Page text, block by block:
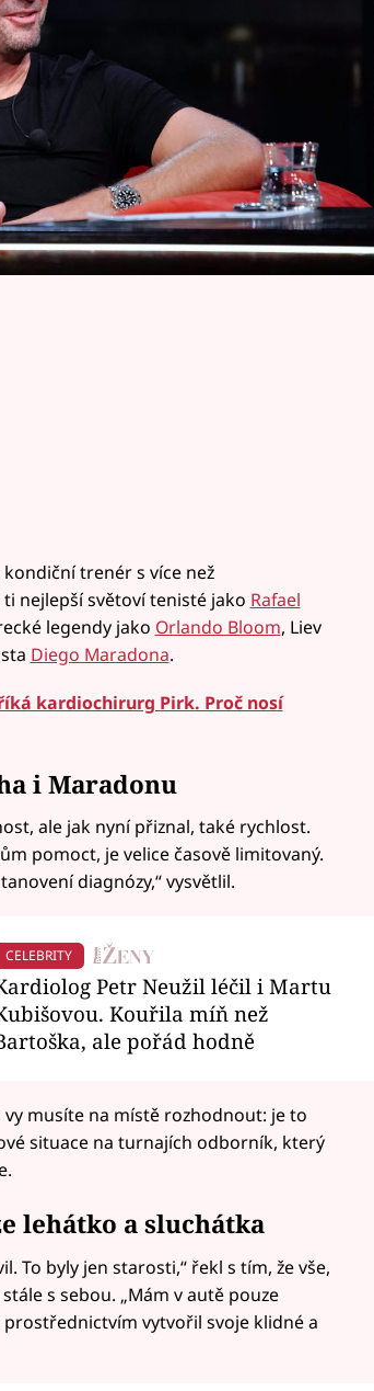
fyzioterapeut a kondiční trenér.
jako Rafael Nadal, Novak
Chris Hemsworth či Orlando
jaká je s nimi spolupráce,
ve volném čase.
trenér s více než
nejlepší světoví tenisté jako Rafael
legendy jako Orlando Bloom, Liev
Diego Maradona.
kardiochirurg Pirk. Proč nosí
i Maradonu
ale jak nyní přiznal, také rychlost.
pomoct, je velice časově limitovaný.
diagnózy,“ vysvětlil.
CELEBRITY
Petr Neužil léčil i Martu
Kouřila míň než
ale pořád hodně
musíte na místě rozhodnout: je to
situace na turnajích odborník, který
lehátko a sluchátka
To byly jen starosti,“ řekl s tím, že vše,
s sebou. „Mám v autě pouze
vytvořil svoje klidné a